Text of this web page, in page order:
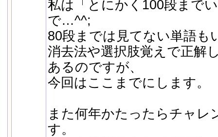
私は「とにかく100段まで
で…^^;
80段までは見てない単語も
消去法や選択肢覚えで正解
あるのですが、
今回はここまでにします。
また何年かたったらチャレ
す。